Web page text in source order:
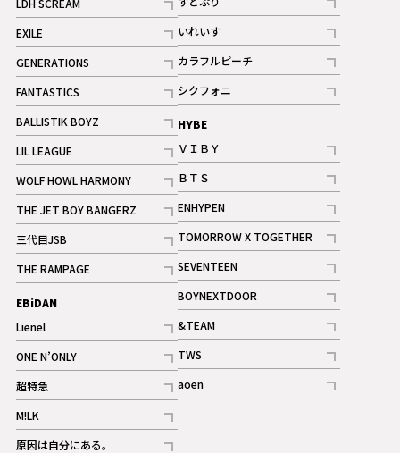
記事
EXILE
記事
GENERATIONS
記事
FANTASTICS
記事
BALLISTIK BOYZ
記事
LIL LEAGUE
記事
WOLF HOWL HARMONY
記事
THE JET BOY BANGERZ
記事
三代目JSB
記事
THE RAMPAGE
記事
ギャラリー
EBiDAN
Lienel
記事
ONE N’ONLY
記事
超特急
記事
M!LK
記事
原因は自分にある。
記事
ギャラリー
いれいす
記事
ギャラリー
カラフルピーチ
記事
シクフォニ
記事
HYBE
ＶＩＢＹ
記事
ＢＴＳ
記事
ENHYPEN
記事
TOMORROW X TOGETHER
記事
ギャラリー
SEVENTEEN
記事
BOYNEXTDOOR
記事
&TEAM
記事
TWS
記事
aoen
記事